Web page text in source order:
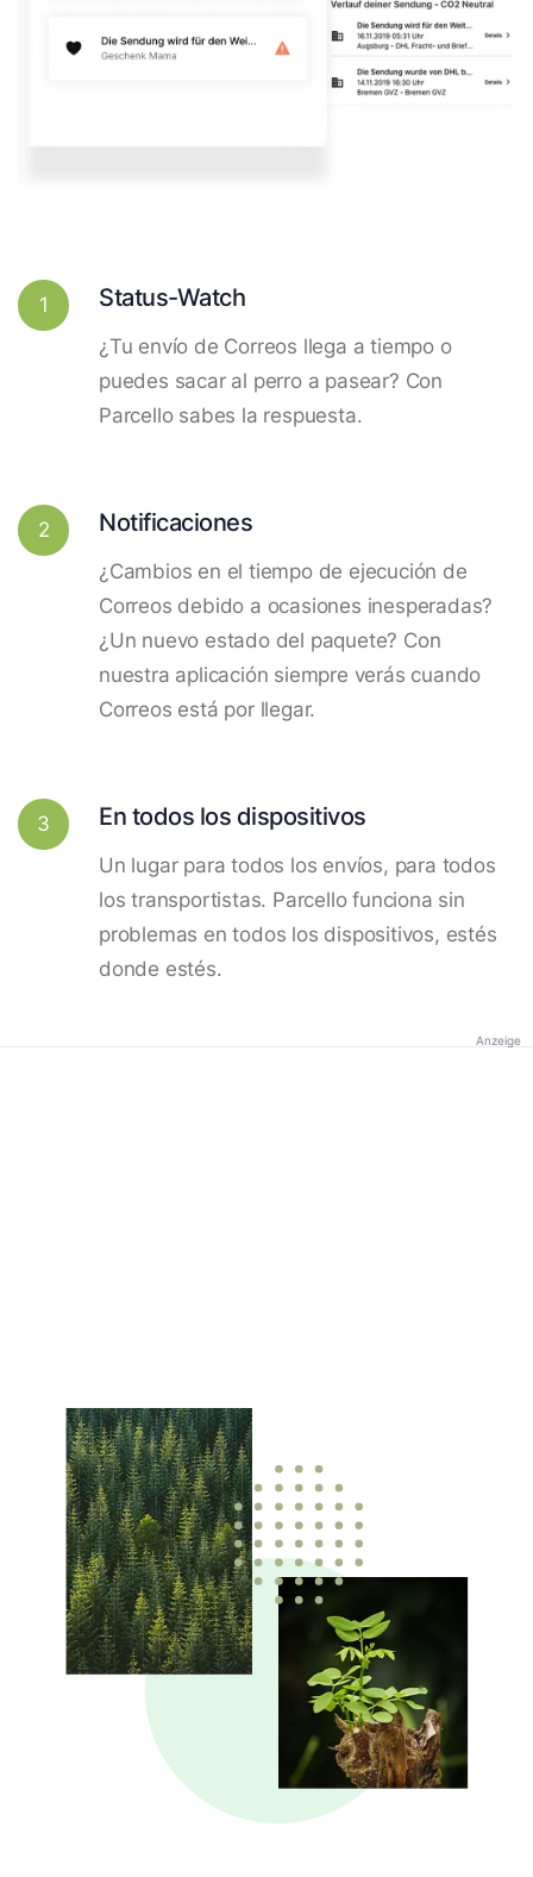
1 Status-Watch
¿Tu envío de Correos llega a tiempo o
puedes sacar al perro a pasear? Con
Parcello sabes la respuesta.
2 Notificaciones
¿Cambios en el tiempo de ejecución de
Correos debido a ocasiones inesperadas?
¿Un nuevo estado del paquete? Con
nuestra aplicación siempre verás cuando
Correos está por llegar.
3 En todos los dispositivos
Un lugar para todos los envíos, para todos
los transportistas. Parcello funciona sin
problemas en todos los dispositivos, estés
donde estés.
Anzeige